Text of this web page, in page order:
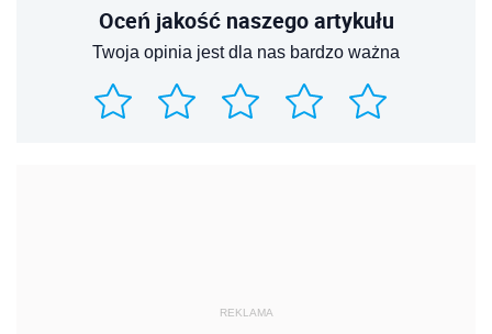
Oceń jakość naszego artykułu
Twoja opinia jest dla nas bardzo ważna
REKLAMA